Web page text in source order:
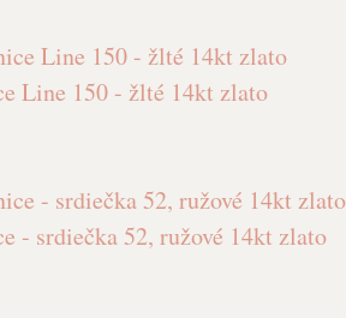
Line 150 - žlté 14kt zlato
- srdiečka 52, ružové 14kt zlato